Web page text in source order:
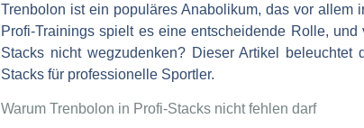
Trenbolon ist ein populäres Anabolikum, das vor
Profi-Trainings spielt es eine entscheidende Rolle,
Stacks nicht wegzudenken? Dieser Artikel
Stacks für professionelle Sportler.
Warum Trenbolon in Profi-Stacks nicht fehlen darf